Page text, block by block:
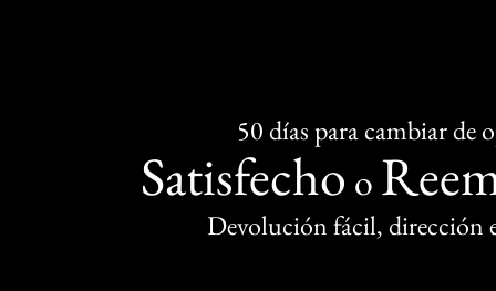
50 días para cambiar de
Satisfecho o
Devolución fácil, dirección